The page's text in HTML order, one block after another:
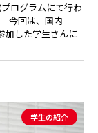
ログラムにて行わ
今回は、国内
加した学生さんに
学生の紹介